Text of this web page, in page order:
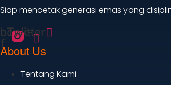
Siap mencetak generasi emas yang
f
Twitter
About Us
Tentang Kami